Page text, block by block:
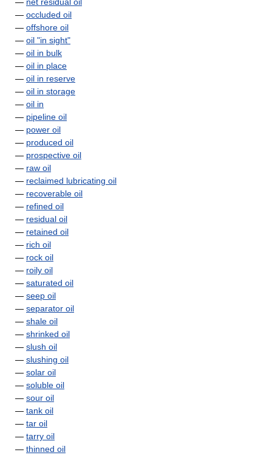
— occluded oil
— offshore oil
— oil "in sight"
— oil in bulk
— oil in place
— oil in reserve
— oil in storage
— oil in
— pipeline oil
— power oil
— produced oil
— prospective oil
— raw oil
— reclaimed lubricating oil
— recoverable oil
— refined oil
— residual oil
— retained oil
— rich oil
— rock oil
— roily oil
— saturated oil
— seep oil
— separator oil
— shale oil
— shrinked oil
— slush oil
— slushing oil
— solar oil
— soluble oil
— sour oil
— tank oil
— tar oil
— tarry oil
— thinned oil